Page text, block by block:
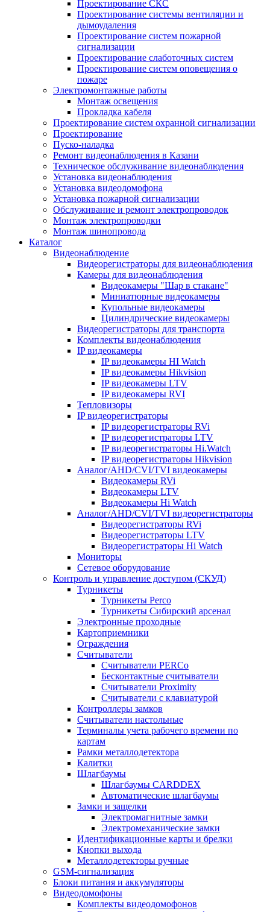
Проектирование СКС
Проектирование системы вентиляции и
дымоудаления
Проектирование систем пожарной
сигнализации
Проектирование слаботочных систем
Проектирование систем оповещения о
пожаре
Электромонтажные работы
Монтаж освещения
Прокладка кабеля
Проектирование систем охранной сигнализации
Проектирование
Пуско-наладка
Ремонт видеонаблюдения в Казани
Техническое обслуживание видеонаблюдения
Установка видеонаблюдения
Установка видеодомофона
Установка пожарной сигнализации
Обслуживание и ремонт электропроводок
Монтаж электропроводки
Монтаж шинопровода
Каталог
Видеонаблюдение
Видеорегистраторы для видеонаблюдения
Камеры для видеонаблюдения
Видеокамеры "Шар в стакане"
Миниатюрные видеокамеры
Купольные видеокамеры
Цилиндрические видеокамеры
Видеорегистраторы для транспорта
Комплекты видеонаблюдения
IP видеокамеры
IP видеокамеры HI Watch
IP видеокамеры Hikvision
IP видеокамеры LTV
IP видеокамеры RVI
Тепловизоры
IP видеорегистраторы
IP видеорегистраторы RVi
IP видеорегистраторы LTV
IP видеорегистраторы Hi.Watch
IP видеорегистраторы Hikvision
Аналог/AHD/CVI/TVI видеокамеры
Видеокамеры RVi
Видеокамеры LTV
Видеокамеры Hi Watch
Аналог/AHD/CVI/TVI видеорегистраторы
Видеорегистраторы RVi
Видеорегистраторы LTV
Видеорегистраторы Hi Watch
Мониторы
Сетевое оборудование
Контроль и управление доступом (СКУД)
Турникеты
Турникеты Perco
Турникеты Сибирский арсенал
Электронные проходные
Картоприемники
Ограждения
Считыватели
Считыватели PERCo
Бесконтактные считыватели
Считыватели Proximity
Считыватели с клавиатурой
Контроллеры замков
Считыватели настольные
Терминалы учета рабочего времени по
картам
Рамки металлодетектора
Калитки
Шлагбаумы
Шлагбаумы CARDDEX
Автоматические шлагбаумы
Замки и защелки
Электромагнитные замки
Электромеханические замки
Идентификационные карты и брелки
Кнопки выхода
Металлодетекторы ручные
GSM-сигнализация
Блоки питания и аккумуляторы
Видеодомофоны
Комплекты видеодомофонов